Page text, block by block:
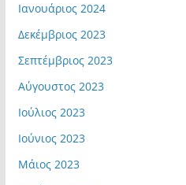
Ιανουάριος 2024
Δεκέμβριος 2023
Σεπτέμβριος 2023
Αύγουστος 2023
Ιούλιος 2023
Ιούνιος 2023
Μάιος 2023